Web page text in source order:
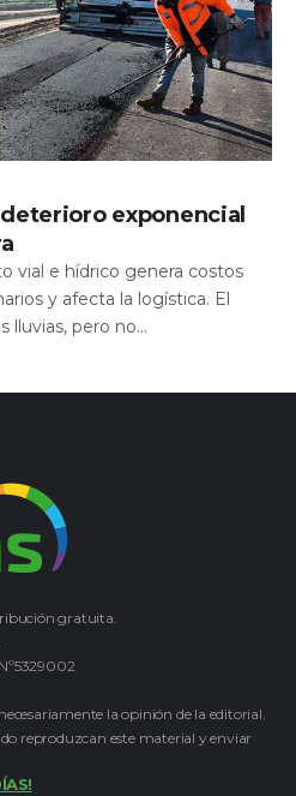
exponencial
vial e hídrico genera costos
y afecta la logística. El
lluvias, pero no...
gratuita.
la opinión de la editorial.
reproduzcan este material y enviar